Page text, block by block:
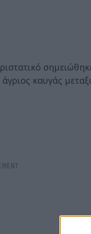
καυγάς